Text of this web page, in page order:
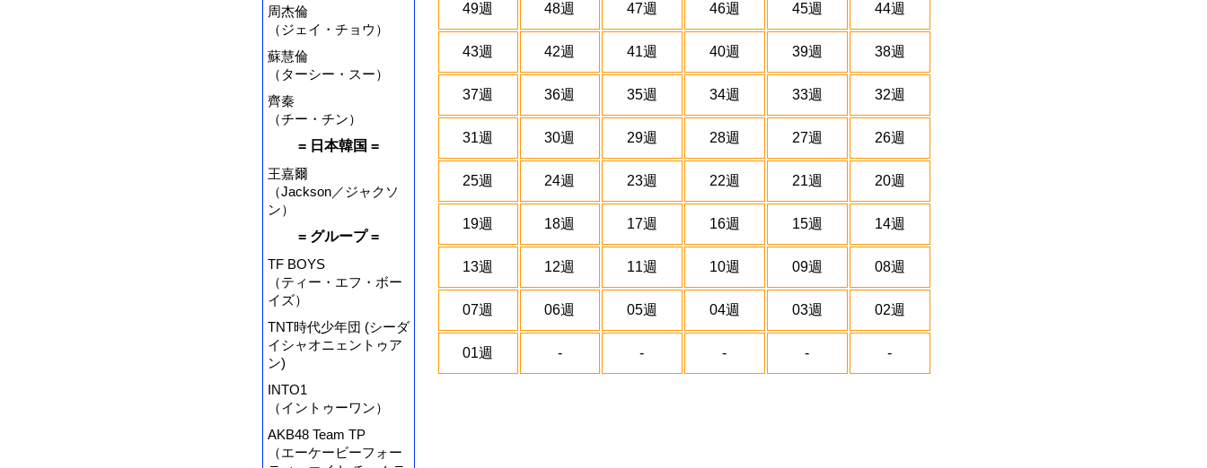
周杰倫
（ジェイ・チョウ）
蘇慧倫
（ターシー・スー）
齊秦
（チー・チン）
= 日本韓国 =
王嘉爾
（Jackson／ジャクソ
ン）
= グループ =
TF BOYS
（ティー・エフ・ボー
イズ）
TNT時代少年団 (シーダ
イシャオニェントゥア
ン)
INTO1
（イントゥーワン）
AKB48 Team TP
（エーケービーフォー
49週 48週 47週 46週 45週 44週
43週 42週 41週 40週 39週 38週
37週 36週 35週 34週 33週 32週
31週 30週 29週 28週 27週 26週
25週 24週 23週 22週 21週 20週
19週 18週 17週 16週 15週 14週
13週 12週 11週 10週 09週 08週
07週 06週 05週 04週 03週 02週
01週 - - - - -